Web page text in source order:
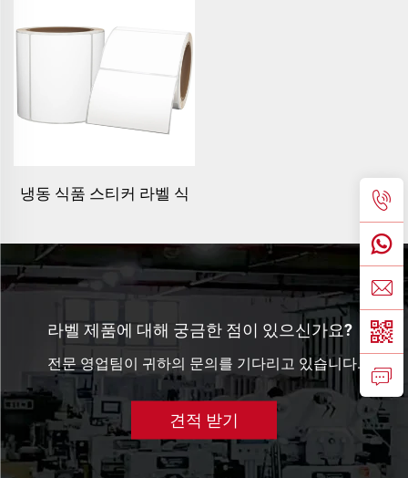
냉동 식품 스티커 라벨 식
열전사 무인식품 라벨
라벨 제품에 대해 궁금한 점이 있으신가요?
전문 영업팀이 귀하의 문의를 기다리고 있습니다.
견적 받기